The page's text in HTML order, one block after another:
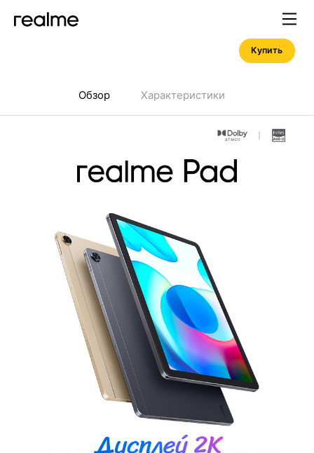
Обзор Характеристики
Купить